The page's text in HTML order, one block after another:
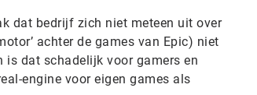
dat bedrijf zich niet meteen uit over
achter de games van Epic) niet
is dat schadelijk voor gamers en
engine voor eigen games als